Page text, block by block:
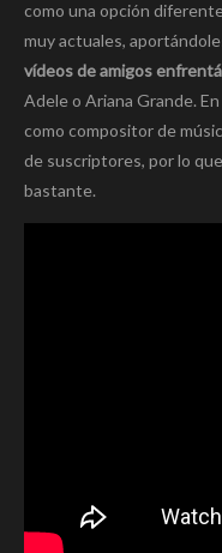
como una opción
muy actuales,
vídeos de amigos
Adele o Ariana Grande.
como compositor de
de suscriptores, por lo
bastante.